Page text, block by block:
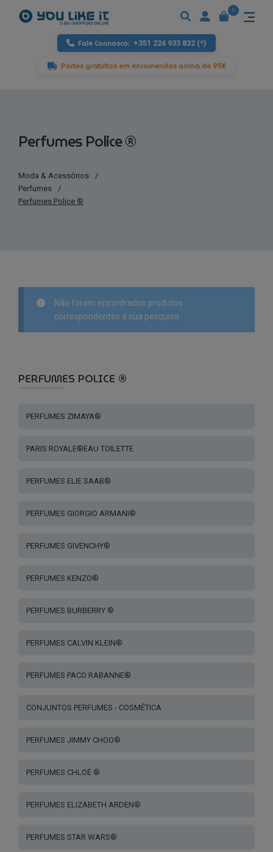
Fale Connosco: +351 224 933 832 (*)
Portes gratuitos em encomendas acima de 95€
0
Perfumes Police ®
Moda & Acessórios
/
Perfumes
/
Perfumes Police ®
Não foram encontrados produtos
correspondentes à sua pesquisa.
PERFUMES POLICE ®
PERFUMES ZIMAYA®
PARIS ROYALE®EAU TOILETTE
PERFUMES ELIE SAAB®
PERFUMES GIORGIO ARMANI®
PERFUMES GIVENCHY®
PERFUMES KENZO®
PERFUMES BURBERRY ®
PERFUMES CALVIN KLEIN®
PERFUMES PACO RABANNE®
CONJUNTOS PERFUMES - COSMÉTICA
PERFUMES JIMMY CHOO®
PERFUMES CHLOÉ ®
PERFUMES ELIZABETH ARDEN®
PERFUMES STAR WARS®